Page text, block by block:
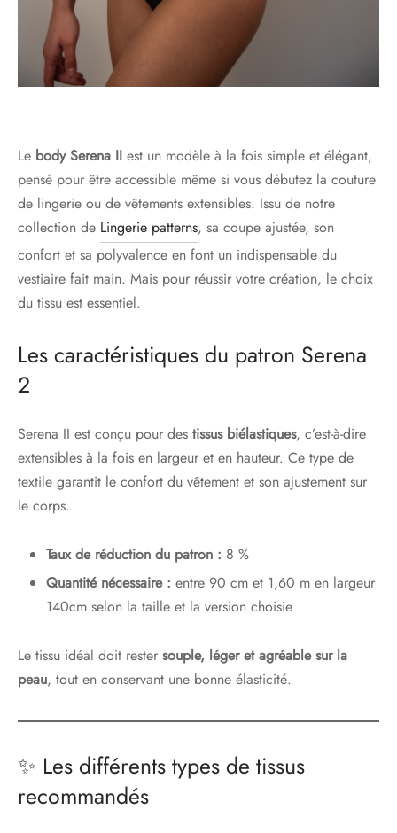
Le body Serena II est un modèle à la fois simple et élégant,
pensé pour être accessible même si vous débutez la couture
de lingerie ou de vêtements extensibles. Issu de notre
collection de Lingerie patterns, sa coupe ajustée, son
confort et sa polyvalence en font un indispensable du
vestiaire fait main. Mais pour réussir votre création, le choix
du tissu est essentiel.
Les caractéristiques du patron Serena
2
Serena II est conçu pour des tissus biélastiques, c’est-à-dire
extensibles à la fois en largeur et en hauteur. Ce type de
textile garantit le confort du vêtement et son ajustement sur
le corps.
Taux de réduction du patron : 8 %
Quantité nécessaire : entre 90 cm et 1,60 m en largeur
140cm selon la taille et la version choisie
Le tissu idéal doit rester souple, léger et agréable sur la
peau, tout en conservant une bonne élasticité.
✨ Les différents types de tissus
recommandés